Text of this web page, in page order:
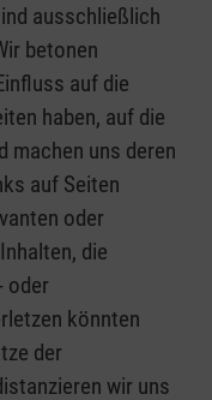
ausschließlich
betonen
auf die
haben, auf die
machen uns deren
auf Seiten
oder
die
oder
könnten
der
wir uns